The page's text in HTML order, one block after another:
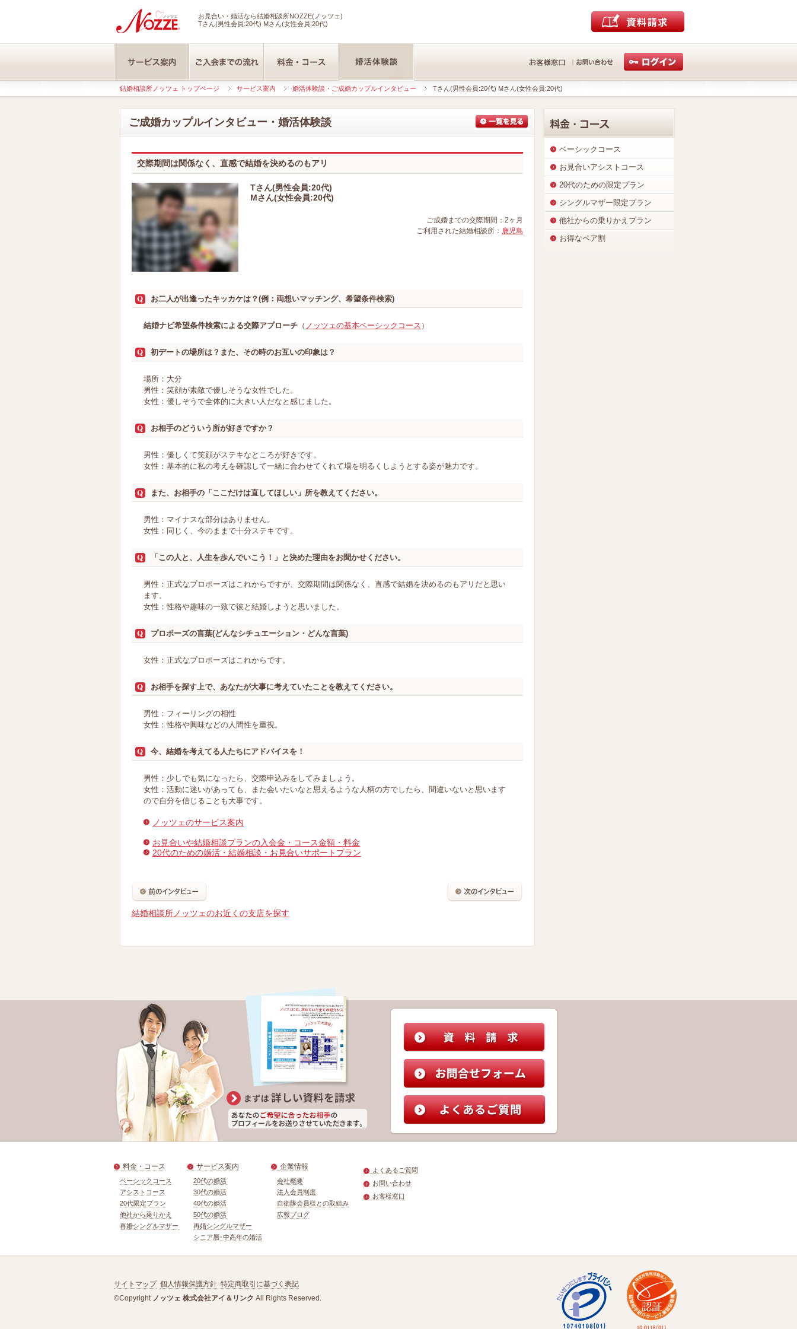
お見合い・婚活なら結婚相談所NOZZE(ノッツェ)
Tさん(男性会員:20代) Mさん(女性会員:20代)
結婚相談所ノッツェ トップページ サービス案内 婚活体験談・ご成婚カップルインタビュー Tさん(男性会員:20代) Mさん(女性会員:20代)
ご成婚カップルインタビュー・婚活体験談
交際期間は関係なく、直感で結婚を決めるのもアリ
Tさん(男性会員:20代)
Mさん(女性会員:20代)
ご成婚までの交際期間：2ヶ月
ご利用された結婚相談所： 鹿児島
お二人が出逢ったキッカケは？(例：両想いマッチング、希望条件検索)
結婚ナビ希望条件検索による交際アプローチ （ ノッツェの基本ベーシックコース ）
初デートの場所は？また、その時のお互いの印象は？
場所：大分
男性：笑顔が素敵で優しそうな女性でした。
女性：優しそうで全体的に大きい人だなと感じました。
お相手のどういう所が好きですか？
男性：優しくて笑顔がステキなところが好きです。
女性：基本的に私の考えを確認して一緒に合わせてくれて場を明るくしようとする姿が魅力です。
また、お相手の「ここだけは直してほしい」所を教えてください。
男性：マイナスな部分はありません。
女性：同じく、今のままで十分ステキです。
「この人と、人生を歩んでいこう！」と決めた理由をお聞かせください。
男性：正式なプロポーズはこれからですが、交際期間は関係なく、直感で結婚を決めるのもアリだと思い
ます。
女性：性格や趣味の一致で彼と結婚しようと思いました。
プロポーズの言葉(どんなシチュエーション・どんな言葉)
女性：正式なプロポーズはこれからです。
お相手を探す上で、あなたが大事に考えていたことを教えてください。
男性：フィーリングの相性
女性：性格や興味などの人間性を重視。
今、結婚を考えてる人たちにアドバイスを！
男性：少しでも気になったら、交際申込みをしてみましょう。
女性：活動に迷いがあっても、また会いたいなと思えるような人柄の方でしたら、間違いないと思います
ので自分を信じることも大事です。
ノッツェのサービス案内
お見合いや結婚相談プランの入会金・コース金額・料金
20代のための婚活・結婚相談・お見合いサポートプラン
結婚相談所ノッツェのお近くの支店を探す
ベーシックコース
お見合いアシストコース
20代のための限定プラン
シングルマザー限定プラン
他社からの乗りかえプラン
お得なペア割
料金・コース
ベーシックコース
アシストコース
20代限定プラン
他社から乗りかえ
再婚シングルマザー
サービス案内
20代の婚活
30代の婚活
40代の婚活
50代の婚活
再婚シングルマザー
シニア層･中高年の婚活
企業情報
会社概要
法人会員制度
自衛隊会員様との取組み
広報ブログ
よくあるご質問
お問い合わせ
お客様窓口
サイトマップ 個人情報保護方針 特定商取引に基づく表記
©Copyright ノッツェ 株式会社アイ＆リンク All Rights Reserved.